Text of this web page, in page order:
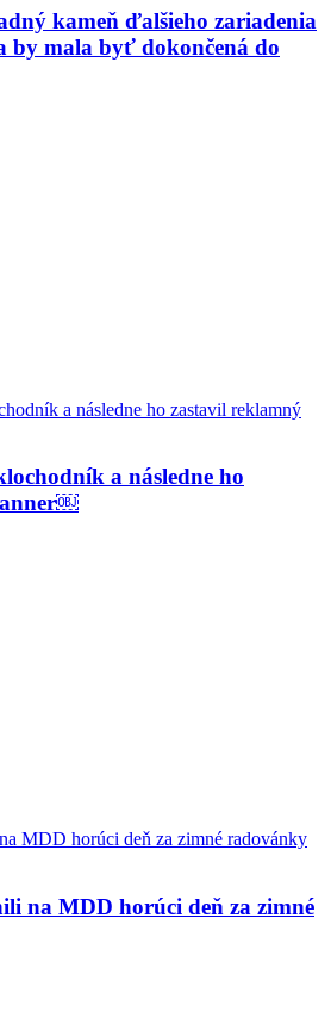
kameň ďalšieho zariadenia
by mala byť dokončená do
a následne ho
na MDD horúci deň za zimné